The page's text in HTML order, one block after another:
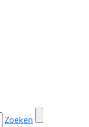
Zoeken